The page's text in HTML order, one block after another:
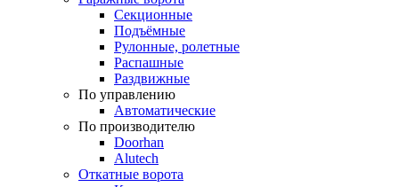
Секционные
Подъёмные
Рулонные, ролетные
Распашные
Раздвижные
По управлению
Автоматические
По производителю
Doorhan
Alutech
Откатные ворота